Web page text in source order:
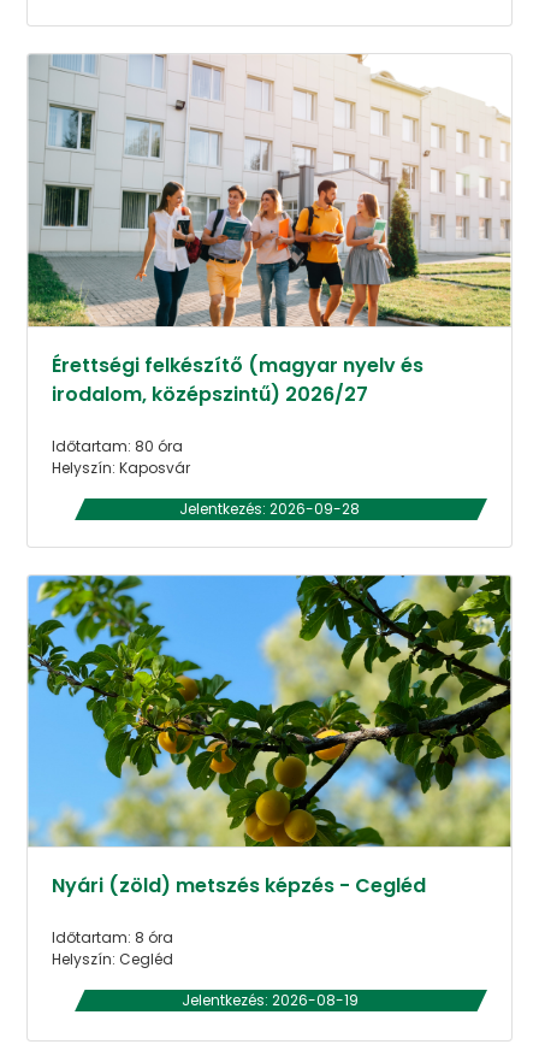
Érettségi felkészítő (magyar nyelv és
irodalom, középszintű) 2026/27
Időtartam: 80 óra
Helyszín: Kaposvár
Jelentkezés: 2026-09-28
Nyári (zöld) metszés képzés - Cegléd
Időtartam: 8 óra
Helyszín: Cegléd
Jelentkezés: 2026-08-19